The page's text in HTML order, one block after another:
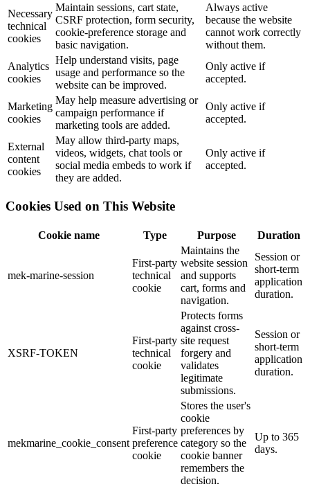
Necessary
technical
cookies
Maintain sessions, cart state,
CSRF protection, form security,
cookie-preference storage and
basic navigation.
Always active
because the website
cannot work correctly
without them.
Analytics
cookies
Help understand visits, page
usage and performance so the
website can be improved.
Only active if
accepted.
Marketing
cookies
May help measure advertising or
campaign performance if
marketing tools are added.
Only active if
accepted.
External
content
cookies
May allow third-party maps,
videos, widgets, chat tools or
social media embeds to work if
they are added.
Only active if
accepted.
Cookies Used on This Website
Cookie name Type Purpose Duration
mek-marine-session
First-party
technical
cookie
Maintains the
website session
and supports
cart, forms and
navigation.
Session or
short-term
application
duration.
XSRF-TOKEN
First-party
technical
cookie
Protects forms
against cross-
site request
forgery and
validates
legitimate
submissions.
Session or
short-term
application
duration.
mekmarine_cookie_consent
First-party
preference
cookie
Stores the user's
cookie
preferences by
category so the
cookie banner
remembers the
decision.
Up to 365
days.